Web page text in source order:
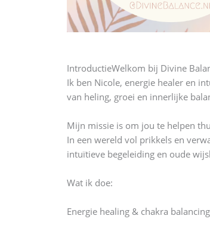
IntroductieWelkom bij Divine
Ik ben Nicole, energie healer en
van heling, groei en innerlijke
Mijn missie is om jou te helpen
In een wereld vol prikkels en
intuïtieve begeleiding en oude
Wat ik doe:
Energie healing & chakra